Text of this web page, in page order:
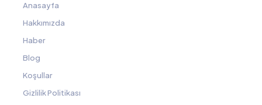
Anasayfa
Hakkımızda
Haber
Blog
Koşullar
Gizlilik Politikası